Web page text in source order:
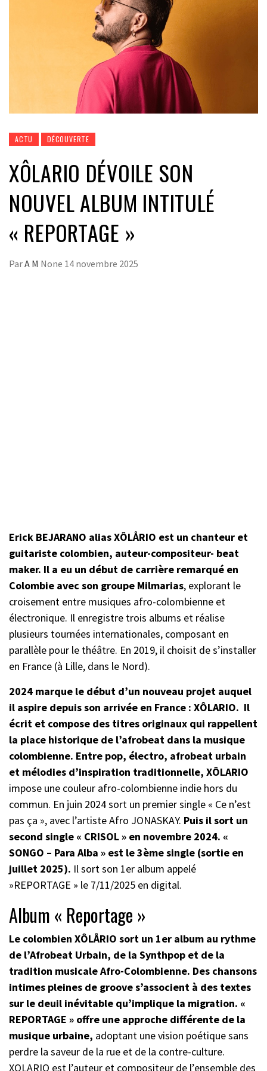
ACTU DÉCOUVERTE
XÔLARIO DÉVOILE SON
NOUVEL ALBUM INTITULÉ
« REPORTAGE »
ParA M None 14 novembre 2025
Erick BEJARANO alias XÔLÅRIO est un chanteur et
guitariste colombien, auteur-compositeur- beat
maker. Il a eu un début de carrière remarqué en
Colombie avec son groupe Milmarias, explorant le
croisement entre musiques afro-colombienne et
électronique. Il enregistre trois albums et réalise
plusieurs tournées internationales, composant en
parallèle pour le théâtre. En 2019, il choisit de s’installer
en France (à Lille, dans le Nord).
2024 marque le début d’un nouveau projet auquel
il aspire depuis son arrivée en France : XÔLARIO. Il
écrit et compose des titres originaux qui rappellent
la place historique de l’afrobeat dans la musique
colombienne. Entre pop, électro, afrobeat urbain
et mélodies d’inspiration traditionnelle, XÔLARIO
impose une couleur afro-colombienne indie hors du
commun. En juin 2024 sort un premier single « Ce n’est
pas ça », avec l’artiste Afro JONASKAY. Puis il sort un
second single « CRISOL » en novembre 2024. «
SONGO – Para Alba » est le 3ème single (sortie en
juillet 2025). Il sort son 1er album appelé
»REPORTAGE » le 7/11/2025 en digital.
Album « Reportage »
Le colombien XÔLÅRIO sort un 1er album au rythme
de l’Afrobeat Urbain, de la Synthpop et de la
tradition musicale Afro-Colombienne. Des chansons
intimes pleines de groove s’associent à des textes
sur le deuil inévitable qu’implique la migration. «
REPORTAGE » offre une approche différente de la
musique urbaine, adoptant une vision poétique sans
perdre la saveur de la rue et de la contre-culture.
XOLARIO est l’auteur et compositeur de l’ensemble des